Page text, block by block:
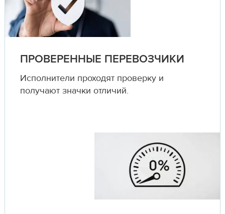
ПРОВЕРЕННЫЕ ПЕРЕВОЗЧИКИ
Исполнители проходят проверку и
получают значки отличий.